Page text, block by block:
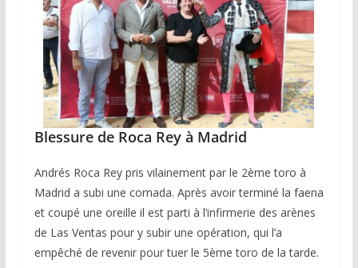
Blessure de Roca Rey à Madrid
Andrés Roca Rey pris vilainement par le 2ème toro à
Madrid a subi une cornada. Après avoir terminé la faena
et coupé une oreille il est parti à l’infirmerie des arènes
de Las Ventas pour y subir une opération, qui l’a
empêché de revenir pour tuer le 5ème toro de la tarde.